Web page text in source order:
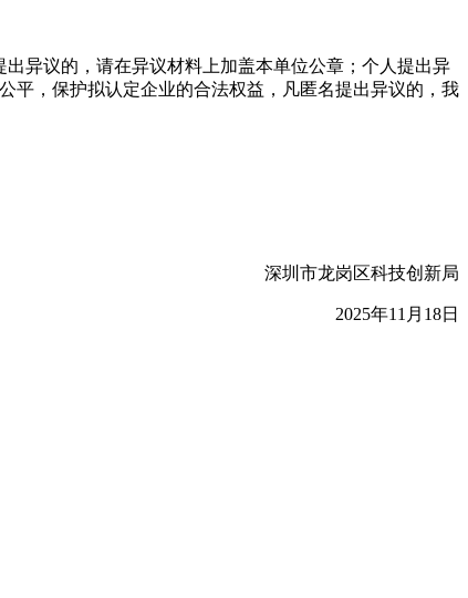
异议的，请在异议材料上加盖本单位公章；个人提出异
平，保护拟认定企业的合法权益，凡匿名提出异议的，我
深圳市龙岗区科技创新局
2025年11月18日